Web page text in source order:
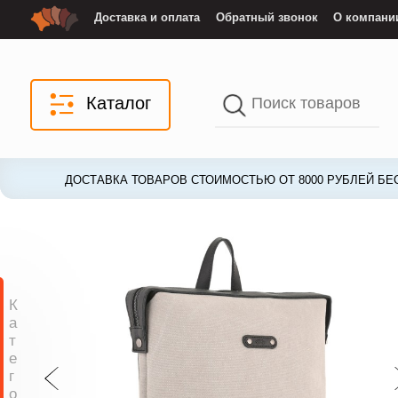
Доставка и оплата Обратный звонок О
Каталог
ДОСТАВКА ТОВАРОВ СТОИМОСТЬЮ ОТ 8000 РУБЛЕЙ
ДОСТАВКА ТОВАРОВ СТОИМОСТЬЮ ОТ 8000 РУБЛЕЙ
К
а
т
е
г
о